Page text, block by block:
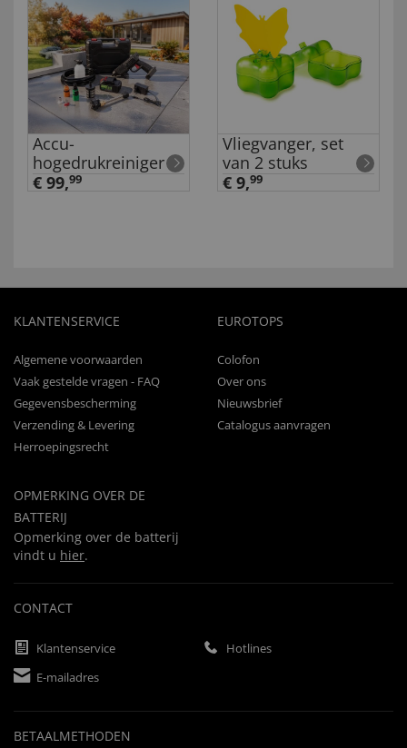
Accu-
hogedrukreiniger
€ 99,99
Vliegvanger, set
van 2 stuks
€ 9,99
KLANTENSERVICE
Algemene voorwaarden
Vaak gestelde vragen - FAQ
Gegevensbescherming
Verzending & Levering
Herroepingsrecht
OPMERKING OVER DE
BATTERIJ
Opmerking over de batterij
vindt u hier.
EUROTOPS
Colofon
Over ons
Nieuwsbrief
Catalogus aanvragen
CONTACT
Klantenservice
Hotlines
E-mailadres
BETAALMETHODEN